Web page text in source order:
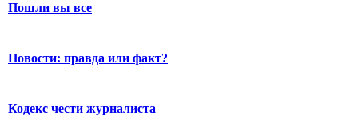
Пошли вы все
Новости: правда или факт?
Кодекс чести журналиста